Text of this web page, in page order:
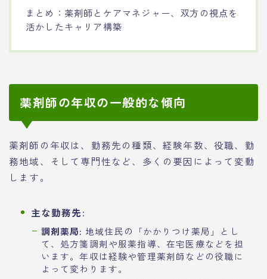
まとめ：薬剤師とケアマネジャー、双方の視点を
活かしたキャリア構築
薬剤師の年収の一般的な傾向
薬剤師の年収は、勤務先の種類、経験年数、役職、勤
務地域、そして専門性など、多くの要因によって変動
します。
主な勤務先:
調剤薬局: 地域住民の「かかりつけ薬局」とし
て、処方箋調剤や服薬指導、在宅医療などを担
います。年収は経験や管理薬剤師などの役職に
よって変わります。